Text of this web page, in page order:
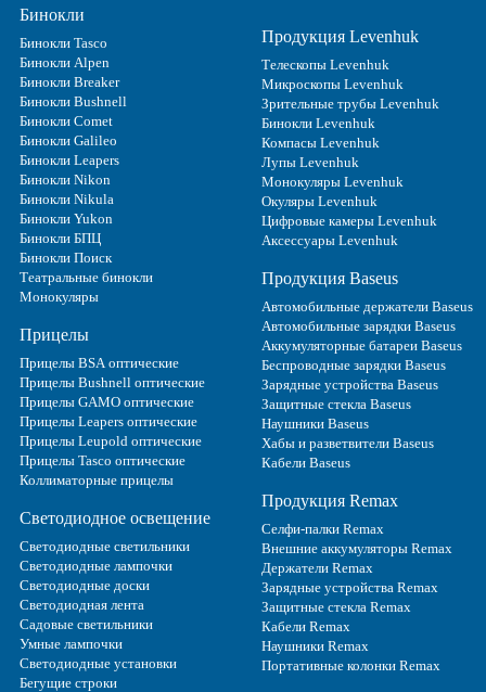
Бинокли
Бинокли Tasco
Бинокли Alpen
Бинокли Breaker
Бинокли Bushnell
Бинокли Comet
Бинокли Galileo
Бинокли Leapers
Бинокли Nikon
Бинокли Nikula
Бинокли Yukon
Бинокли БПЦ
Бинокли Поиск
Театральные бинокли
Монокуляры
Прицелы
Прицелы BSA оптические
Прицелы Bushnell оптические
Прицелы GAMO оптические
Прицелы Leapers оптические
Прицелы Leupold оптические
Прицелы Tasco оптические
Коллиматорные прицелы
Светодиодное освещение
Светодиодные светильники
Светодиодные лампочки
Светодиодные доски
Светодиодная лента
Садовые светильники
Умные лампочки
Светодиодные установки
Бегущие строки
Продукция Levenhuk
Телескопы Levenhuk
Микроскопы Levenhuk
Зрительные трубы Levenhuk
Бинокли Levenhuk
Компасы Levenhuk
Лупы Levenhuk
Монокуляры Levenhuk
Окуляры Levenhuk
Цифровые камеры Levenhuk
Аксессуары Levenhuk
Продукция Baseus
Автомобильные держатели Baseus
Автомобильные зарядки Baseus
Аккумуляторные батареи Baseus
Беспроводные зарядки Baseus
Зарядные устройства Baseus
Защитные стекла Baseus
Наушники Baseus
Хабы и разветвители Baseus
Кабели Baseus
Продукция Remax
Селфи-палки Remax
Внешние аккумуляторы Remax
Держатели Remax
Зарядные устройства Remax
Защитные стекла Remax
Кабели Remax
Наушники Remax
Портативные колонки Remax